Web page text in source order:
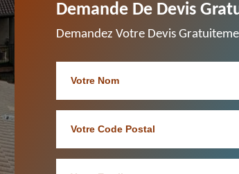
Demande De Devis
Demandez Votre Devis